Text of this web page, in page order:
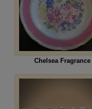
Chelsea Fragrance